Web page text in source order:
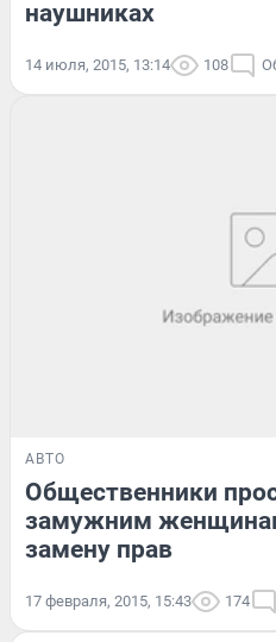
наушниках
14 июля, 2015, 13:14 108
АВТО
Общественники
замужним
замену прав
17 февраля, 2015, 15:43 174